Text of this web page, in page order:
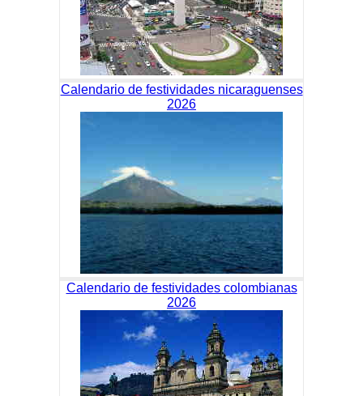
Calendario de festividades nicaraguenses
2026
Calendario de festividades colombianas
2026